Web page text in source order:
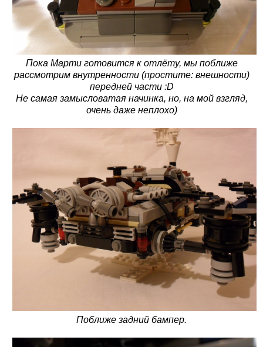
Пока Марти готовится к отлёту, мы поближе
рассмотрим внутренности (простите: внешности)
передней части :D
Не самая замысловатая начинка, но, на мой взгляд,
очень даже неплохо)
Поближе задний бампер.